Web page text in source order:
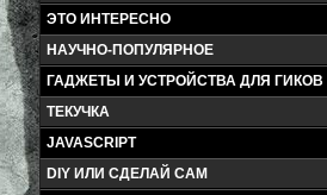
ЭТО ИНТЕРЕСНО
НАУЧНО-ПОПУЛЯРНОЕ
ГАДЖЕТЫ И УСТРОЙСТВА ДЛЯ ГИКОВ
ТЕКУЧКА
JAVASCRIPT
DIY ИЛИ СДЕЛАЙ САМ